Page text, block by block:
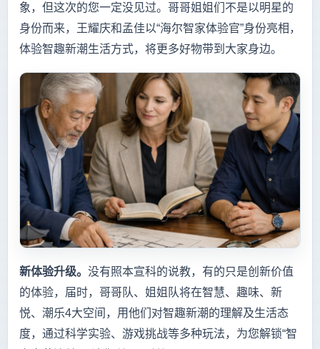
象，但这次的您一定没见过。哥哥姐姐们不是以明星的
身份而来，王耀庆和孟佳以“海尔智家体验官”身份亮相，
体验智趣新潮生活方式，将更多好物带到大家身边。
新体验升级。 没有照本宣科的说教，有的只是创新价值
的体验，届时，哥哥队、姐姐队将在智慧、趣味、新
悦、潮乐4大空间，用他们对智趣新潮的理解及生活态
度，通过科学实验、游戏挑战等多种玩法，为您解锁“智